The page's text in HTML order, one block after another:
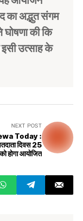
का अद्भुत संगम
की कि
उत्साह के
NEXT POST
Today :
दिवस 25
होगा आयोजित